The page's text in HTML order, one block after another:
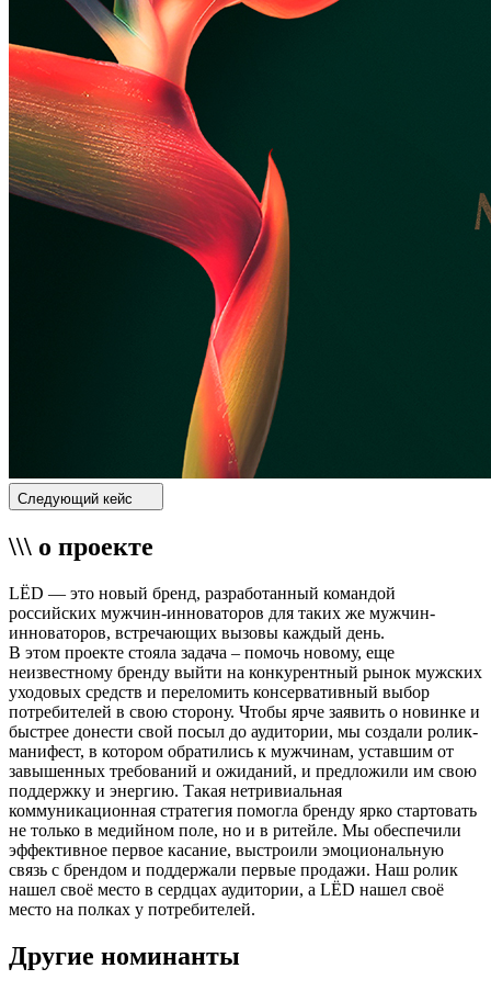
Следующий кейс
\\\ о проекте
LЁD — это новый бренд, разработанный командой
российских мужчин-инноваторов для таких же мужчин-
инноваторов, встречающих вызовы каждый день.
В этом проекте стояла задача – помочь новому, еще
неизвестному бренду выйти на конкурентный рынок мужских
уходовых средств и переломить консервативный выбор
потребителей в свою сторону. Чтобы ярче заявить о новинке и
быстрее донести свой посыл до аудитории, мы создали ролик-
манифест, в котором обратились к мужчинам, уставшим от
завышенных требований и ожиданий, и предложили им свою
поддержку и энергию. Такая нетривиальная
коммуникационная стратегия помогла бренду ярко стартовать
не только в медийном поле, но и в ритейле. Мы обеспечили
эффективное первое касание, выстроили эмоциональную
связь с брендом и поддержали первые продажи. Наш ролик
нашел своё место в сердцах аудитории, а LЁD нашел своё
место на полках у потребителей.
Другие номинанты